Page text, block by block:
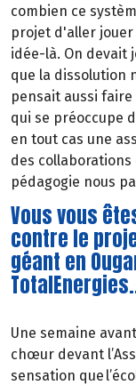
combien ce
projet d'aller
idée-là. On devait
que la dissolution
pensait aussi
qui se préoccupe
en tout cas une
des collaborations
pédagogie nous
Vous vous
contre le
géant en
Une semaine
chœur devant
sensation que